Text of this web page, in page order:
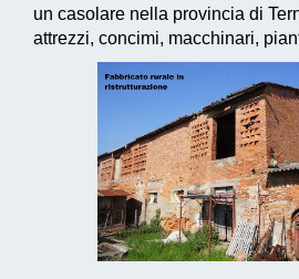
un casolare nella provincia di
attrezzi, concimi, macchinari,